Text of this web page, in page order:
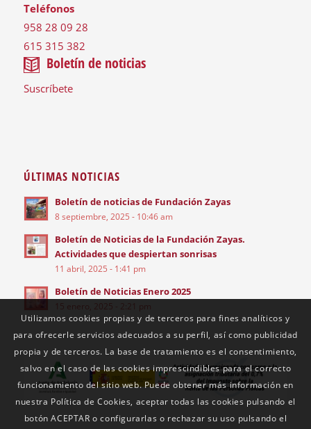
Teléfonos
958 28 09 28
615 315 382
Boletín de noticias
Suscríbete
ÚLTIMAS NOTICIAS
Boletín de noticias de Fundación Zayas
8 septiembre, 2025 - 10:46 am
Boletín de Noticias de la Fundación Zayas.
Actividades que despiertan sonrisas
11 abril, 2025 - 1:41 pm
Boletín de Noticias Enero 2025
15 enero, 2025 - 2:21 pm
Utilizamos cookies propias y de terceros para fines analíticos y
para ofrecerle servicios adecuados a su perfil, así como publicidad
propia y de terceros. La base de tratamiento es el consentimiento,
salvo en el caso de las cookies imprescindibles para el correcto
funcionamiento del sitio web. Puede obtener más información en
nuestra Política de Cookies, aceptar todas las cookies pulsando el
botón ACEPTAR o configurarlas o rechazar su uso pulsando el